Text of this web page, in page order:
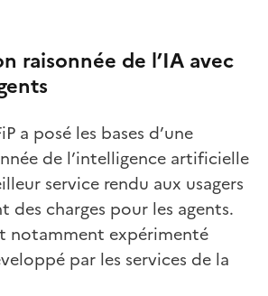
raisonnée de l’IA avec
a posé les bases d’une
de l’intelligence artificielle
service rendu aux usagers
des charges pour les agents.
notamment expérimenté
par les services de la